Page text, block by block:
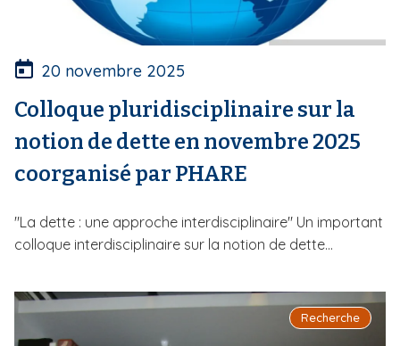
20 novembre 2025
Colloque pluridisciplinaire sur la
notion de dette en novembre 2025
coorganisé par PHARE
"La dette : une approche interdisciplinaire" Un important
colloque interdisciplinaire sur la notion de dette...
Recherche